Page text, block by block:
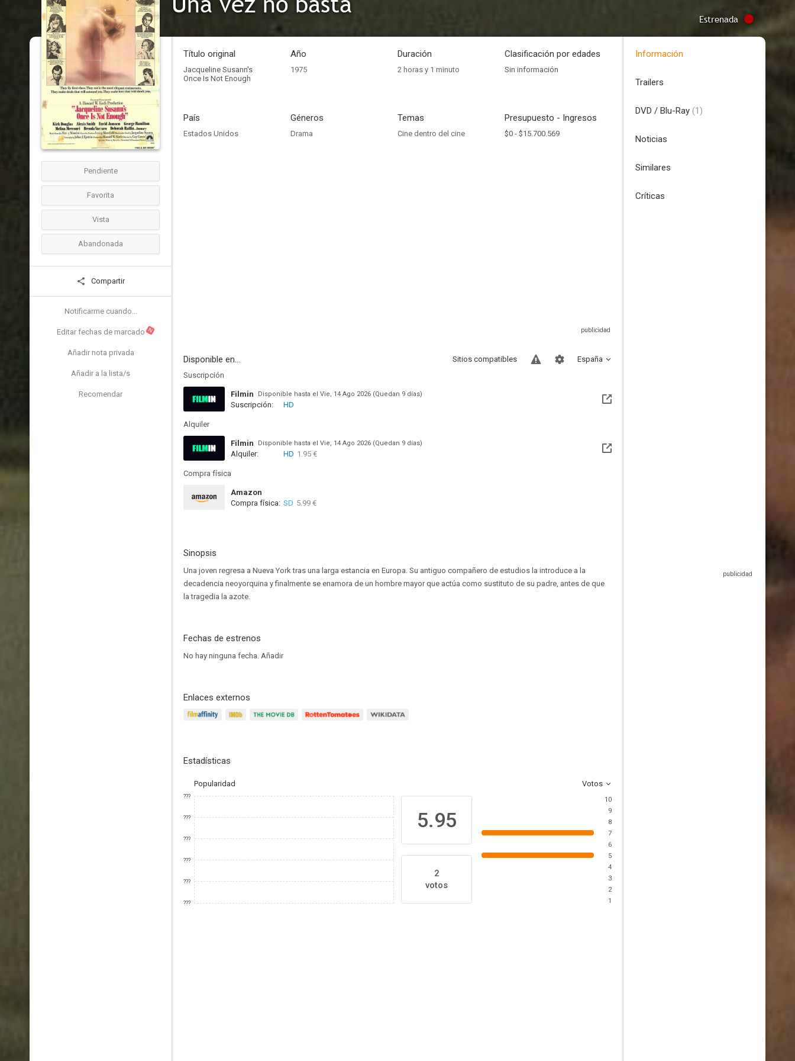
Estrenada
Pendiente
Favorita
Vista
Abandonada
Compartir
Notificarme cuando...
Editar fechas de marcado N
Añadir nota privada
Añadir a la lista/s
Recomendar
Título original
Jacqueline Susann's
Once Is Not Enough
Año
1975
Duración
2 horas y 1 minuto
Clasificación por edades
Sin información
País
Estados Unidos
Géneros
Drama
Temas
Cine dentro del cine
Presupuesto - Ingresos
$0 - $15.700.569
Disponible en... España
Sitios compatibles
Suscripción
Filmin Disponible hasta el Vie, 14 Ago 2026 (Quedan 9 días)
Suscripción: HD
Alquiler
Filmin Disponible hasta el Vie, 14 Ago 2026 (Quedan 9 días)
Alquiler: HD 1.95 €
Compra física
Amazon
Compra física: SD 5.99 €
Sinopsis
Una joven regresa a Nueva York tras una larga estancia en Europa. Su antiguo compañero de estudios la introduce a la
decadencia neoyorquina y finalmente se enamora de un hombre mayor que actúa como sustituto de su padre, antes de que
la tragedia la azote.
Fechas de estrenos
No hay ninguna fecha. Añadir
Enlaces externos
Estadísticas
Popularidad Votos
???
???
???
???
???
???
5.95
2
votos
10
9
8
7
6
5
4
3
2
1
Información
Trailers
DVD / Blu-Ray (1)
Noticias
Similares
Críticas